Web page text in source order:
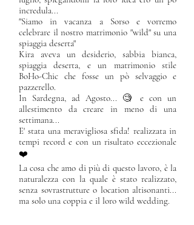
incredula...
"Siamo in vacanza a Sorso e vorremo
celebrare il nostro matrimonio "wild" su una
spiaggia deserta"
Kira aveva un desiderio, sabbia bianca,
spiaggia deserta, e un matrimonio stile
BoHo-Chic che fosse un pò selvaggio e
pazzerello.
In Sardegna, ad Agosto... 🧐 e con un
allestimento da creare in meno di una
settimana...
E' stata una meravigliosa sfida! realizzata in
tempi record e con un risultato eccezionale
❤️
La cosa che amo di più di questo lavoro, è la
naturalezza con la quale è stato realizzato,
senza sovrastrutture o location altisonanti...
ma solo una coppia e il loro wild wedding.